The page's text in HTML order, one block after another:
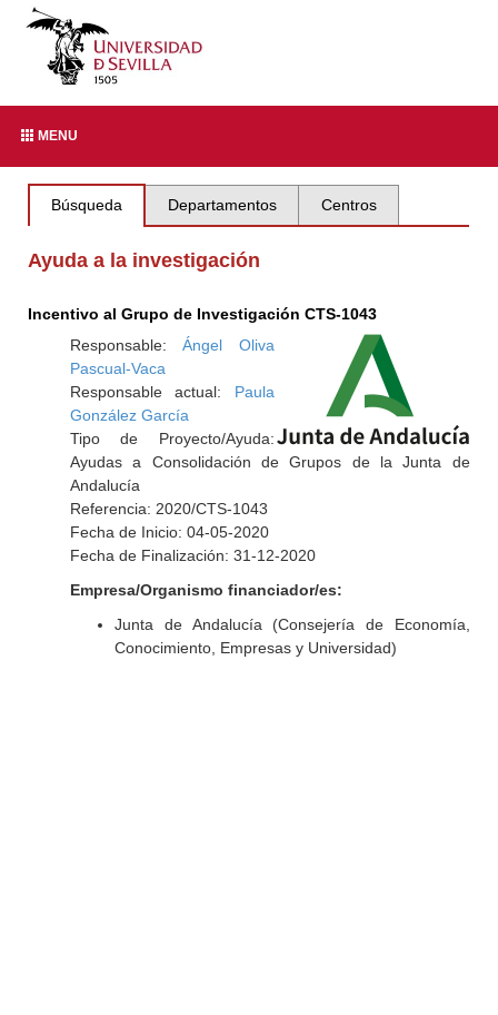
MENU
Búsqueda Departamentos Centros
Ayuda a la investigación
Incentivo al Grupo de Investigación CTS-1043
Responsable:Ángel Oliva
Pascual-Vaca
Responsable actual: Paula
González García
Tipo de Proyecto/Ayuda:
Ayudas a Consolidación de Grupos de la Junta de
Andalucía
Referencia: 2020/CTS-1043
Fecha de Inicio: 04-05-2020
Fecha de Finalización: 31-12-2020
Empresa/Organismo financiador/es:
Junta de Andalucía (Consejería de Economía,
Conocimiento, Empresas y Universidad)